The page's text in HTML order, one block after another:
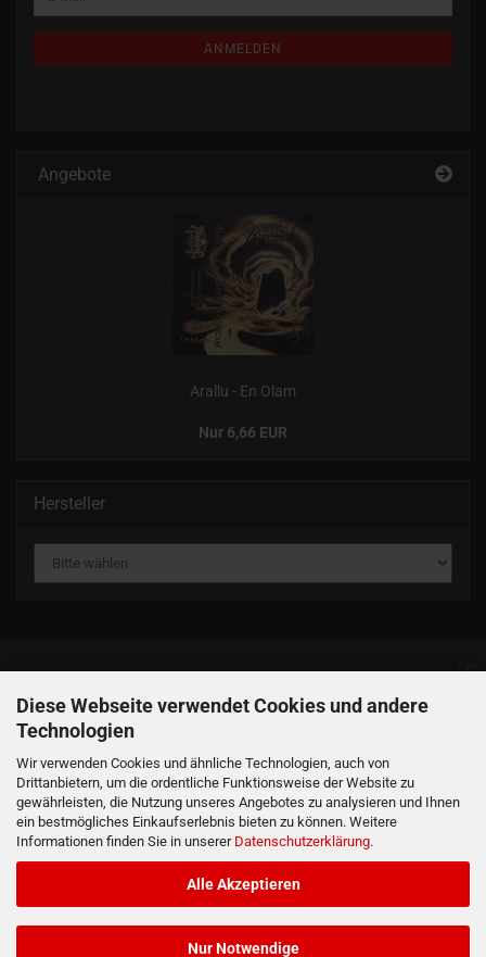
Diese Webseite verwendet Cookies und andere
Technologien
Wir verwenden Cookies und ähnliche Technologien, auch von
Drittanbietern, um die ordentliche Funktionsweise der Website zu
gewährleisten, die Nutzung unseres Angebotes zu analysieren und Ihnen
ein bestmögliches Einkaufserlebnis bieten zu können. Weitere
Informationen finden Sie in unserer Datenschutzerklärung.
Alle Akzeptieren
Nur Notwendige
Mail
ANMELDEN
Angebote
Arallu - En Olam
Nur 6,66 EUR
Hersteller
Informationen
Produkte
Ihr Konto